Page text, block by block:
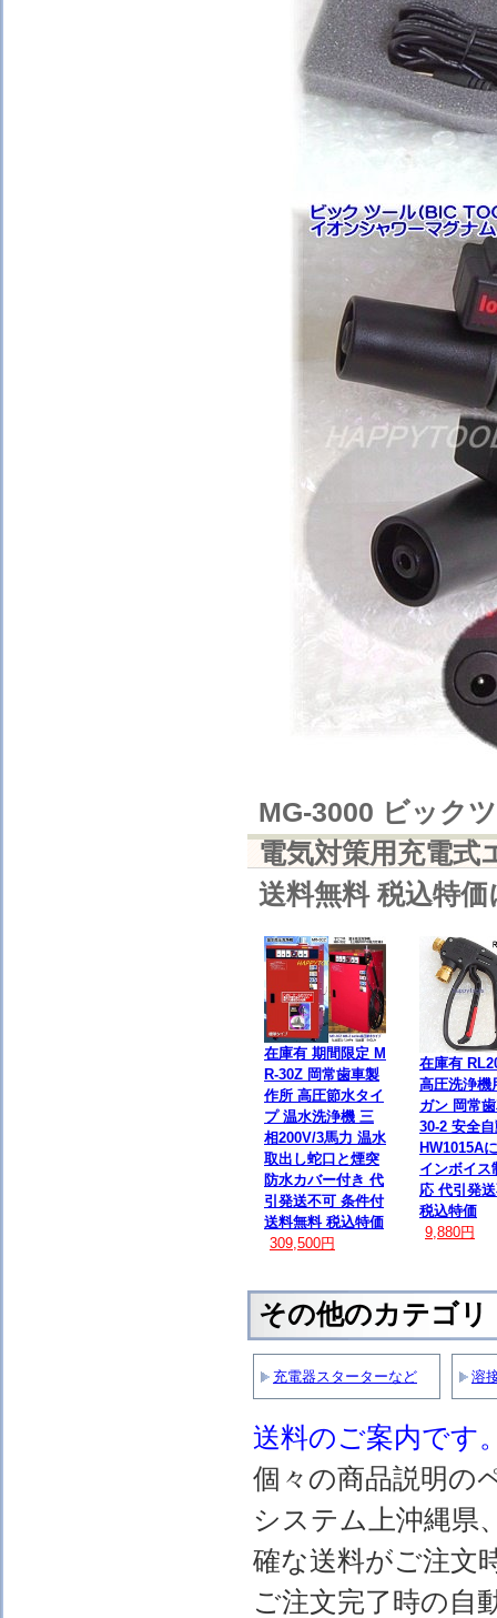
MG-3000 ビック
電気対策用充電式
送料無料 税込特
在庫有 期間限定 M
R-30Z 岡常歯車製
作所 高圧節水タイ
プ 温水洗浄機 三
相200V/3馬力 温水
取出し蛇口と煙突
防水カバー付き 代
引発送不可 条件付
送料無料 税込特価
309,500円
在庫有
高圧洗浄機
ガン 岡常
30-2 安全
HW1015A
インボイス
応 代引発
税込特価
9,880円
その他のカテゴリ
充電器スターターなど 溶
送料のご案内です
個々の商品説明の
システム上沖縄県
確な送料がご注文
ご注文完了時の自